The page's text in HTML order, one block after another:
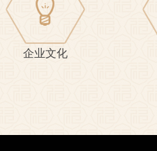
企业文化